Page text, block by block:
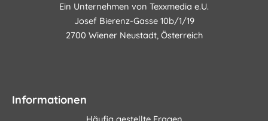
Ein Unternehmen von Texxmedia e.U.
Josef Bierenz-Gasse 10b/1/19
2700 Wiener Neustadt, Österreich
Informationen